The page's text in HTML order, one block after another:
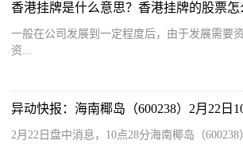
香港挂牌是什么意思？香港挂牌的股票怎
一般在公司发展到一定程度后，由于发展需要
资...
2月22日盘中消息，10点28分海南椰岛（